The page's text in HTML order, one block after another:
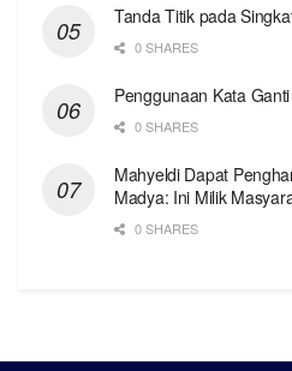
Tanda Titik pada
0 SHARES
Penggunaan Kata
0 SHARES
Mahyeldi Dapat
Madya: Ini Milik
0 SHARES